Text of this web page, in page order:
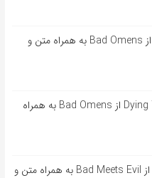
آهنگ انگلیسی Impose از Bad Omens به همراه متن و
آهنگ انگلیسی Dying To Love از Bad Omens به همراه
آهنگ انگلیسی Lighters از Bad Meets Evil به همراه متن و